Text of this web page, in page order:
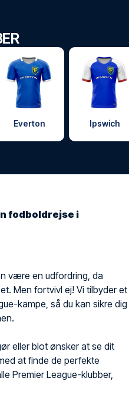
Everton Ipswich
fodboldrejse i
være en udfordring, da
Men fortvivl ej! Vi tilbyder et
kampe, så du kan sikre dig
eller blot ønsker at se dit
at finde de perfekte
Premier League-klubber,